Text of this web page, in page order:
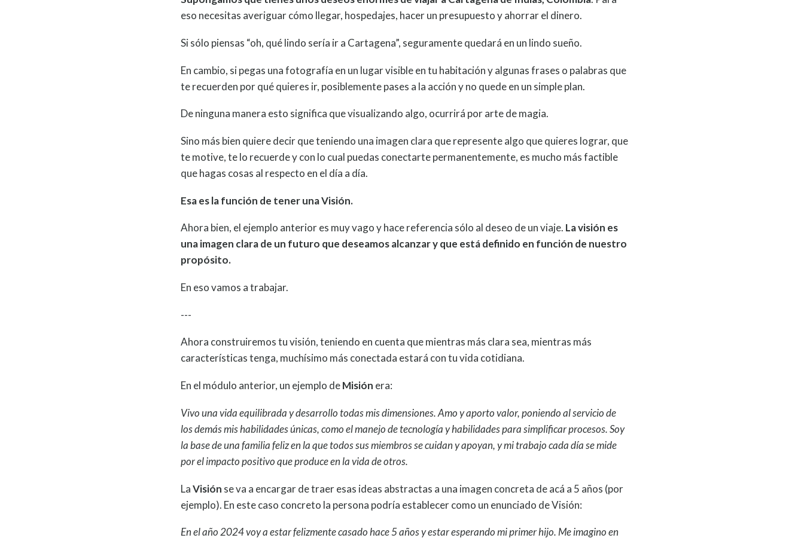
eso necesitas averiguar cómo llegar, hospedajes, hacer un presupuesto y ahorrar el dinero.
Si sólo piensas “oh, qué lindo sería ir a Cartagena”, seguramente quedará en un lindo sueño.
En cambio, si pegas una fotografía en un lugar visible en tu habitación y algunas frases o palabras que
te recuerden por qué quieres ir, posiblemente pases a la acción y no quede en un simple plan.
De ninguna manera esto significa que visualizando algo, ocurrirá por arte de magia.
Sino más bien quiere decir que teniendo una imagen clara que represente algo que quieres lograr, que
te motive, te lo recuerde y con lo cual puedas conectarte permanentemente, es mucho más factible
que hagas cosas al respecto en el día a día.
Esa es la función de tener una Visión.
Ahora bien, el ejemplo anterior es muy vago y hace referencia sólo al deseo de un viaje. La visión es
una imagen clara de un futuro que deseamos alcanzar y que está definido en función de nuestro
propósito.
En eso vamos a trabajar.
---
Ahora construiremos tu visión, teniendo en cuenta que mientras más clara sea, mientras más
características tenga, muchísimo más conectada estará con tu vida cotidiana.
En el módulo anterior, un ejemplo deMisión era:
Vivo una vida equilibrada y desarrollo todas mis dimensiones. Amo y aporto valor, poniendo al servicio de
los demás mis habilidades únicas, como el manejo de tecnología y habilidades para simplificar procesos. Soy
la base de una familia feliz en la que todos sus miembros se cuidan y apoyan, y mi trabajo cada día se mide
por el impacto positivo que produce en la vida de otros.
LaVisión se va a encargar de traer esas ideas abstractas a una imagen concreta de acá a 5 años (por
ejemplo). En este caso concreto la persona podría establecer como un enunciado de Visión:
En el año 2024 voy a estar felizmente casado hace 5 años y estar esperando mi primer hijo. Me imagino en